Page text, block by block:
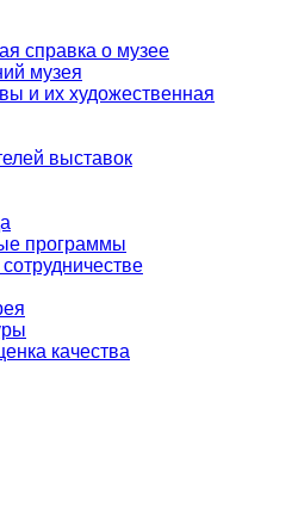
справка о музее
музея
и их художественная
выставок
программы
качества